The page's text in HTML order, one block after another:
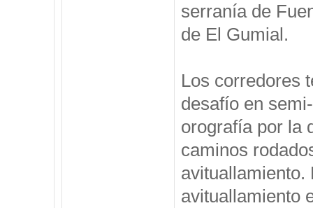
serranía de
de El Gumial.
Los corredores
desafío en
orografía por la
caminos
avituallamiento.
avituallamiento